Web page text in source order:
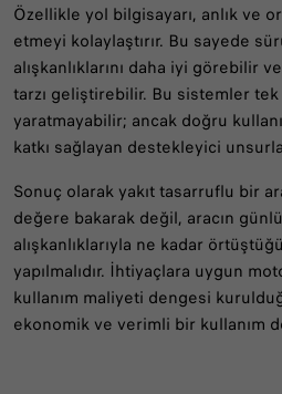
Özellikle yol bilgisayarı, anlık ve
etmeyi kolaylaştırır. Bu sayede
alışkanlıklarını daha iyi görebilir
tarzı geliştirebilir. Bu sistemler
yaratmayabilir; ancak doğru
katkı sağlayan destekleyici
Sonuç olarak yakıt tasarruflu bir
değere bakarak değil, aracın
alışkanlıklarıyla ne kadar
yapılmalıdır. İhtiyaçlara uygun
kullanım maliyeti dengesi
ekonomik ve verimli bir kullanım